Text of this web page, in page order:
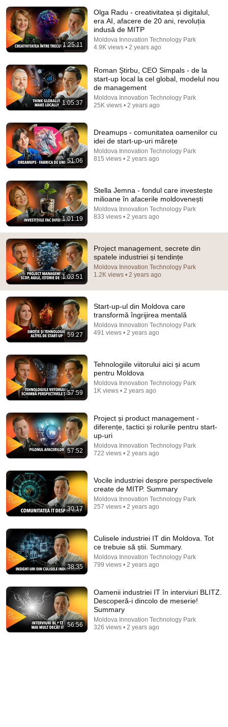
CEO Had the Single Dad's Truck Towed — Minutes
Later, Her Entire Board Was Begging Him to Talk
Life Lesson • 3K views
How the Epstein Network is Privatizing Govt &
Building the Surveillance State(w/Whitney Webb)
|TCHR
The Chris Hedges YouTube Channel
New 214K views
dincolo de meserie! Summary
Moldova Innovation Technology Park • 326 views
What is Project Management? | Explained in 10
1:25:11
Olga Radu - creativitatea și digitalul,
era AI, afacere de 20 ani, revoluția
indusă de MITP
Moldova Innovation Technology Park
4.9K views • 2 years ago
1:05:37
Roman Știrbu, CEO Simpals - de la
start-up local la cel global, modelul nou
de management
Moldova Innovation Technology Park
25K views • 2 years ago
51:06
Dreamups - comunitatea oamenilor cu
idei de start-up-uri mărețe
Moldova Innovation Technology Park
815 views • 2 years ago
1:01:19
Stella Jemna - fondul care investește
milioane în afacerile moldovenești
Moldova Innovation Technology Park
833 views • 2 years ago
1:03:51
Project management, secrete din
spatele industriei și tendințe
Moldova Innovation Technology Park
1.2K views • 2 years ago
59:27
Start-up-ul din Moldova care
transformă îngrijirea mentală
Moldova Innovation Technology Park
491 views • 2 years ago
57:59
Tehnologiile viitorului aici și acum
pentru Moldova
Moldova Innovation Technology Park
1K views • 2 years ago
57:52
Project și product management -
diferențe, tactici și rolurile pentru start-
up-uri
Moldova Innovation Technology Park
722 views • 2 years ago
30:17
Vocile industriei despre perspectivele
create de MITP. Summary
Moldova Innovation Technology Park
257 views • 2 years ago
38:35
Culisele industriei IT din Moldova. Tot
ce trebuie să știi. Summary.
Moldova Innovation Technology Park
799 views • 2 years ago
56:56
Oamenii industriei IT în interviuri BLITZ.
Descoperă-i dincolo de meserie!
Summary
Moldova Innovation Technology Park
326 views • 2 years ago